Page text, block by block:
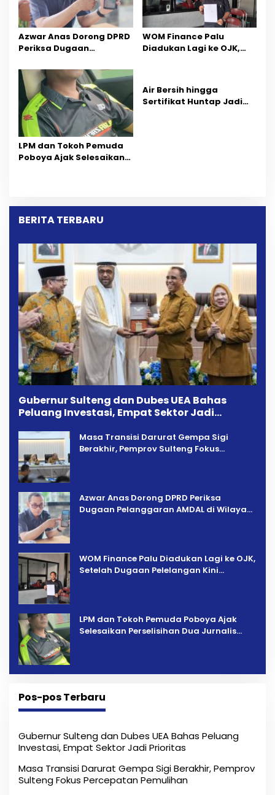
Azwar Anas Dorong DPRD
Periksa Dugaan
Wilayah Tambang PT
CPM
‎WOM Finance Palu
Diadukan Lagi ke OJK,
Dipersoalkan ‎
LPM dan Tokoh Pemuda
Poboya Ajak Selesaikan
Air Bersih hingga
Sertifikat Huntap Jadi
BERITA TERBARU
Gubernur Sulteng dan Dubes UEA Bahas
Peluang Investasi, Empat Sektor Jadi
Masa Transisi Darurat Gempa Sigi
Berakhir, Pemprov Sulteng Fokus
Azwar Anas Dorong DPRD Periksa
Dugaan Pelanggaran AMDAL di Wilayah
‎WOM Finance Palu Diadukan Lagi ke OJK,
Setelah Dugaan Pelelangan Kini
LPM dan Tokoh Pemuda Poboya Ajak
Selesaikan Perselisihan Dua Jurnalis
Pos-pos Terbaru
Gubernur Sulteng dan Dubes UEA Bahas Peluang
Investasi, Empat Sektor Jadi Prioritas
Masa Transisi Darurat Gempa Sigi Berakhir, Pemprov
Sulteng Fokus Percepatan Pemulihan